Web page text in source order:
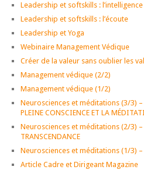
Leadership et softskills :
Leadership et softskills : l’écoute
Leadership et Yoga
Webinaire Management Védique
Créer de la valeur sans oublier les
Management védique (2/2)
Management védique (1/2)
Neurosciences et méditations (3/3) –
PLEINE CONSCIENCE ET LA
Neurosciences et méditations (2/3) –
TRANSCENDANCE
Neurosciences et méditations (1/3) –
Article Cadre et Dirigeant Magazine